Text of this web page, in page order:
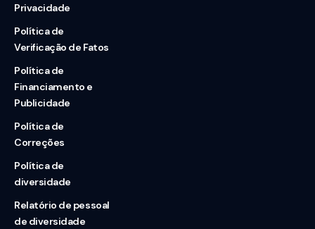
Privacidade
Política de
Verificação de Fatos
Política de
Financiamento e
Publicidade
Política de
Correções
Política de
diversidade
Relatório de pessoal
de diversidade